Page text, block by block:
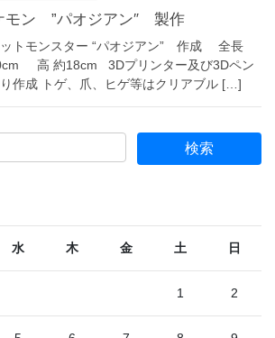
モン ”パオジアン″ 製作
ットモンスター “パオジアン” 作成 全長
高 約18cm 3Dプリンター及び3Dペン
作成 トゲ、爪、ヒゲ等はクリアブル […]
水 木 金 土 日
1 2